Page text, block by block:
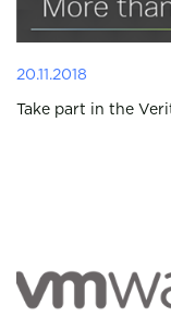
20.11.2018
Take part in the